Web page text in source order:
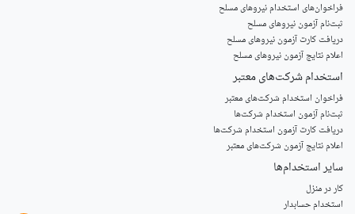
‌فراخوان‌های استخدام‌ نیروهای مسلح
ثبت‌نام آزمون نیروهای مسلح
دریافت کارت آزمون نیروهای مسلح
اعلام نتایج آزمون نیروهای مسلح
استخدام‌ شرکت‌های معتبر
فراخوان استخدام شرکت‌های معتبر
ثبت‌نام آزمون استخدام شرکت‌ها
دریافت کارت آزمون استخدام شرکت‌ها
اعلام نتایج آزمون شرکت‌های معتبر
سایر استخدام‌ها
کار در منزل
استخدام حسابدار